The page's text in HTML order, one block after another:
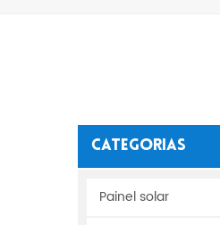
Categorias
Painel solar